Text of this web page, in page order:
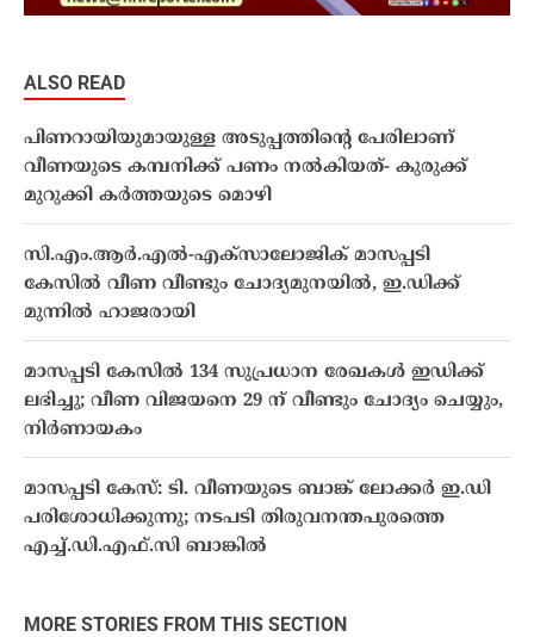
ALSO READ
പിണറായിയുമായുള്ള അടുപ്പത്തിൻ്റെ പേരിലാണ്
വീണയുടെ കമ്പനിക്ക് പണം നൽകിയത്- കുരുക്ക്
മുറുക്കി കർത്തയുടെ മൊഴി
സി.എം.ആർ.എല്‍-എക്സാലോജിക് മാസപ്പടി
കേസില്‍ വീണ വീണ്ടും ചോദ്യമുനയിൽ, ഇ.ഡിക്ക്
മുന്നില്‍ ഹാജരായി
മാസപ്പടി കേസിൽ 134 സുപ്രധാന രേഖകൾ ഇഡിക്ക്
ലഭിച്ചു; വീണ വിജയനെ 29 ന് വീണ്ടും ചോദ്യം ചെയ്യും,
നിർണായകം
മാസപ്പടി കേസ്: ടി. വീണയുടെ ബാങ്ക് ലോക്കർ ഇ.ഡി
പരിശോധിക്കുന്നു; നടപടി തിരുവനന്തപുരത്തെ
എച്ച്.ഡി.എഫ്.സി ബാങ്കിൽ
MORE STORIES FROM THIS SECTION